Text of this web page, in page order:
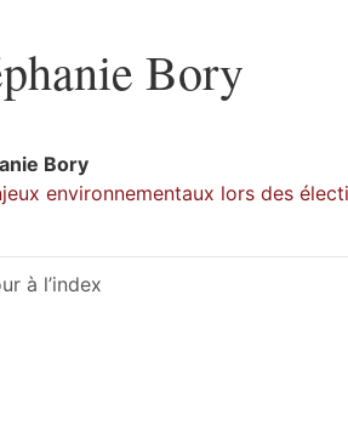
Bory
Bory
environnementaux lors des
à l’index